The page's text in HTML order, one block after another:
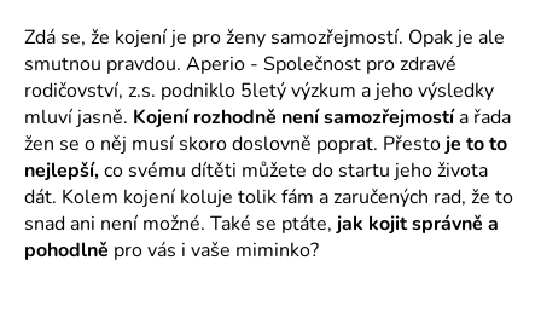
Zdá se, že kojení je pro ženy samozřejmostí. Opak je ale
smutnou pravdou. Aperio - Společnost pro zdravé
rodičovství, z.s. podniklo 5letý výzkum a jeho výsledky
mluví jasně. Kojení rozhodně není samozřejmostía řada
žen se o něj musí skoro doslovně poprat. Přesto je to to
nejlepší,co svému dítěti můžete do startu jeho života
dát. Kolem kojení koluje tolik fám a zaručených rad, že to
snad ani není možné. Také se ptáte, jak kojit správně a
pohodlně pro vás i vaše miminko?
e
t
e
n
a
j
í
t